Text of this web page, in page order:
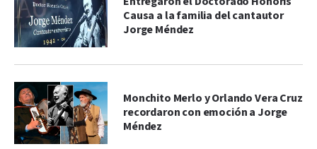
Causa a la familia del cantautor
Jorge Méndez
Monchito Merlo y Orlando Vera Cruz
recordaron con emoción a Jorge
Méndez